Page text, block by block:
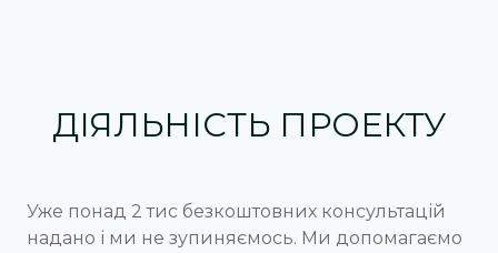
ДІЯЛЬНІСТЬ ПРОЕКТУ
Уже понад 2 тис безкоштовних консультацій
надано і ми не зупиняємось. Ми допомагаємо